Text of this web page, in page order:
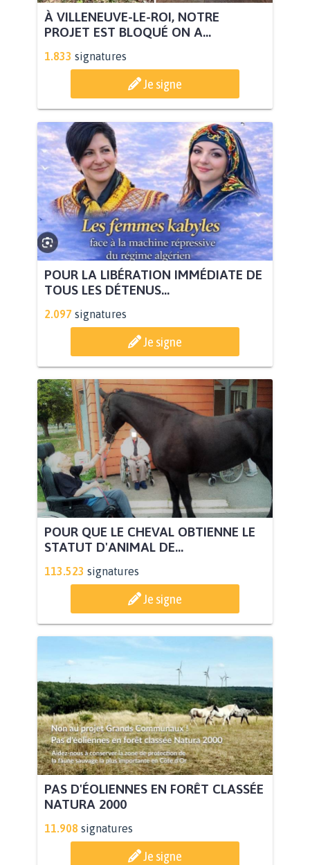
À VILLENEUVE-LE-ROI, NOTRE
PROJET EST BLOQUÉ ON A...
1.833 signatures
Je signe
POUR LA LIBÉRATION IMMÉDIATE DE
TOUS LES DÉTENUS...
2.097 signatures
Je signe
POUR QUE LE CHEVAL OBTIENNE LE
STATUT D'ANIMAL DE...
113.523 signatures
Je signe
PAS D'ÉOLIENNES EN FORÊT CLASSÉE
NATURA 2000
11.908 signatures
Je signe